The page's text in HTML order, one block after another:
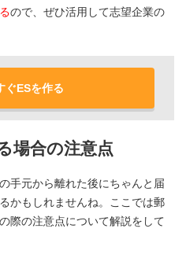
ので、ぜひ活用して志望企業の
ぐESを作る
場合の注意点
手元から離れた後にちゃんと届
かもしれませんね。ここでは郵
際の注意点について解説をして